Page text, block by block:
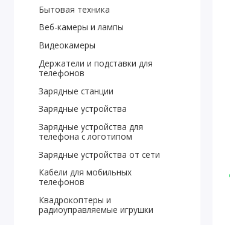
Бытовая техника
Веб-камеры и лампы
Видеокамеры
Держатели и подставки для
телефонов
Зарядные станции
Зарядные устройства
Зарядные устройства для
телефона с логотипом
Зарядные устройства от сети
Кабели для мобильных
телефонов
Квадрокоптеры и
радиоуправляемые игрушки